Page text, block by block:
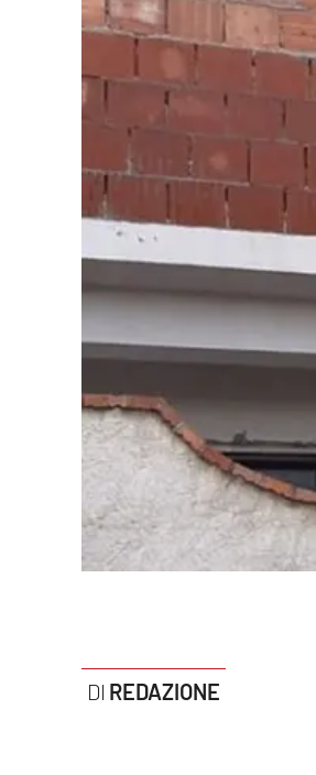
Parchi Marini CalabriaREDAZIONE